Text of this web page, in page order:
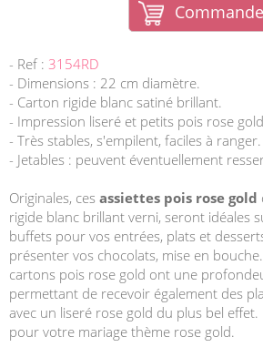
- Ref : 3154RD
- Dimensions : 22 cm diamètre.
- Carton rigide blanc satiné brillant.
- Impression liseré et petits pois rose
- Très stables, s'empilent, faciles à ranger.
- Jetables : peuvent éventuellement
Originales, ces assiettes pois rose gold
rigide blanc brillant verni, seront idéales
buffets pour vos entrées, plats et
présenter vos chocolats, mise en
cartons pois rose gold ont une
permettant de recevoir également des
avec un liseré rose gold du plus bel effet.
pour votre mariage thème rose gold.